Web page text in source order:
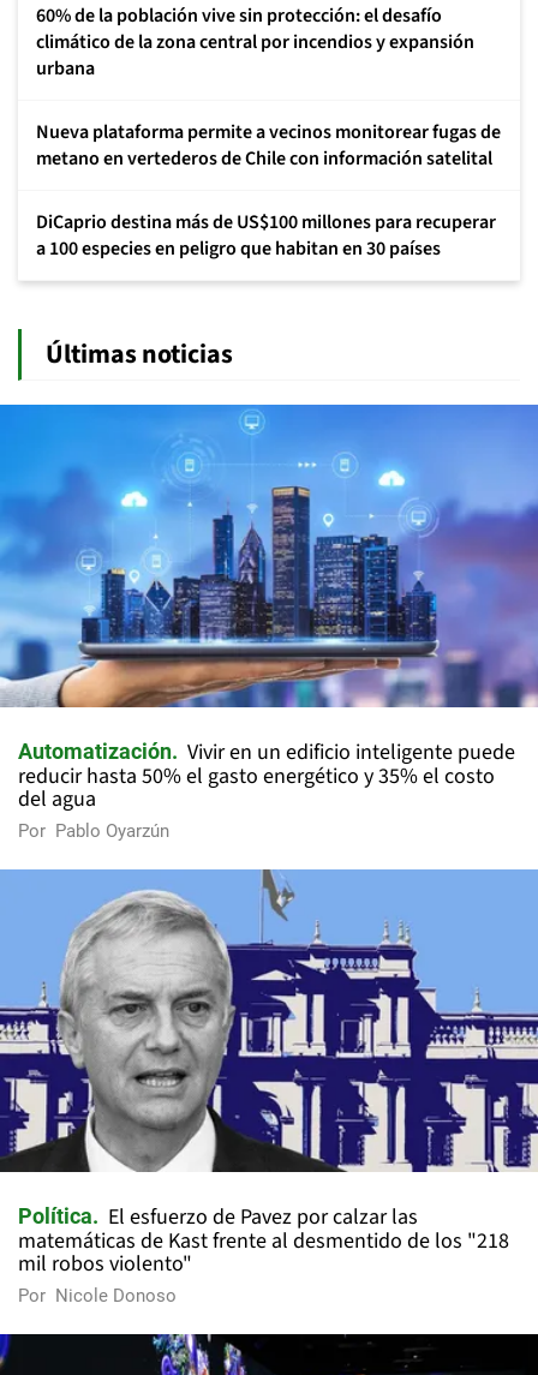
60% de la población vive sin protección: el desafío
climático de la zona central por incendios y expansión
urbana
Nueva plataforma permite a vecinos monitorear fugas de
metano en vertederos de Chile con información satelital
DiCaprio destina más de US$100 millones para recuperar
a 100 especies en peligro que habitan en 30 países
Últimas noticias
Automatización
Vivir en un edificio inteligente puede
reducir hasta 50% el gasto energético y 35% el costo
del agua
Por Pablo Oyarzún
Política
El esfuerzo de Pavez por calzar las
matemáticas de Kast frente al desmentido de los "218
mil robos violento"
Por Nicole Donoso